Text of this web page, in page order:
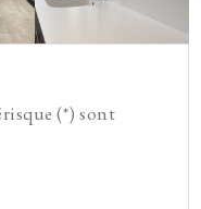
(*) sont